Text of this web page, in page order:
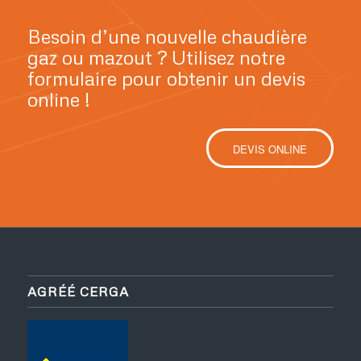
Besoin d’une nouvelle chaudière
gaz ou mazout ? Utilisez notre
formulaire pour obtenir un devis
online !
DEVIS ONLINE
AGRÉÉ CERGA